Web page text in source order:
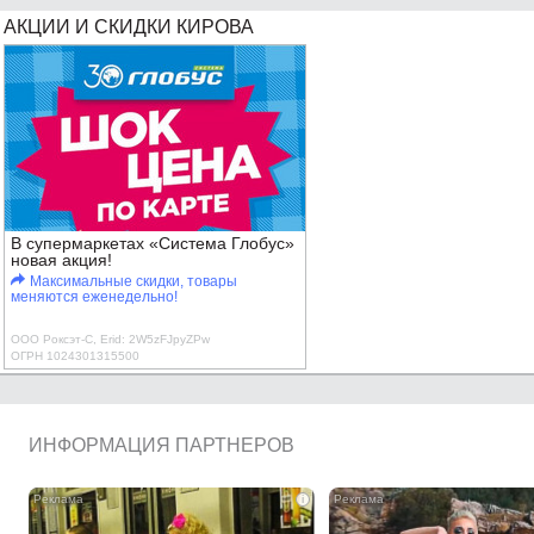
АКЦИИ И СКИДКИ КИРОВА
В супермаркетах «Система Глобус»
новая акция!
Максимальные скидки, товары
меняются еженедельно!
ООО Роксэт-С, Erid: 2W5zFJpyZPw
ОГРН 1024301315500
ИНФОРМАЦИЯ ПАРТНЕРОВ
i